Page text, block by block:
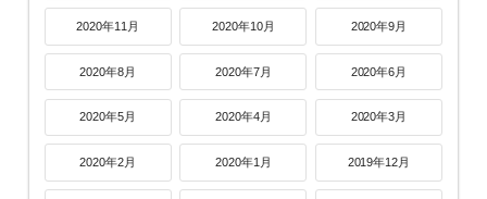
2020年11月 2020年10月 2020年9月
2020年8月 2020年7月 2020年6月
2020年5月 2020年4月 2020年3月
2020年2月 2020年1月 2019年12月